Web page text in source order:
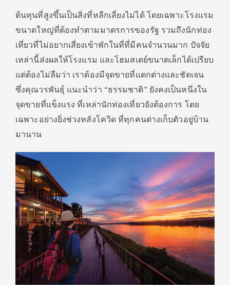
ต้นทุนที่สูงขึ้นเป็นสิ่งที่หลีกเลี่ยงไม่ได้ โดยเฉพาะโรงแรม
ขนาดใหญ่ที่ต้องทำตามมาตรการของรัฐ รวมถึงนักท่อง
เที่ยวที่ไม่อยากเสี่ยงเข้าพักในที่ที่มีคนจำนวนมาก ปัจจัย
เหล่านี้ส่งผลให้โรงแรม และโฮมสเตย์ขนาดเล็กได้เปรียบ
แต่ต้องไม่ลืมว่า เราต้องมีจุดขายที่แตกต่างและชัดเจน
ซึ่งคุณวรพันธุ์ แนะนำว่า “ธรรมชาติ” ยังคงเป็นหนึ่งใน
จุดขายที่แข็งแรง ที่เหล่านักท่องเที่ยวยังต้องการ โดย
เฉพาะอย่างยิ่งช่วงหลังโควิด ที่ทุกคนต่างเก็บตัวอยู่บ้าน
มานาน